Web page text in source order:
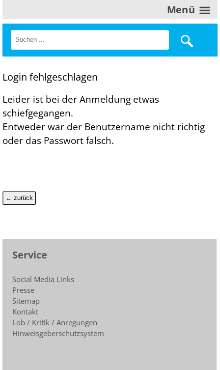
Menü
Login fehlgeschlagen
Leider ist bei der Anmeldung etwas
schiefgegangen.
Entweder war der Benutzername nicht richtig
oder das Passwort falsch.
← zurück
Service
Social Media Links
Presse
Sitemap
Kontakt
Lob / Kritik / Anregungen
Hinweisgeberschutzsystem